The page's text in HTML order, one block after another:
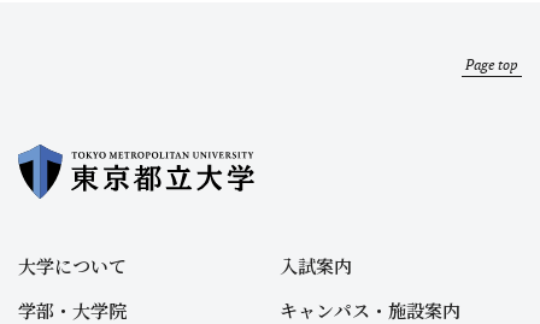
Page top
大学について
学部・大学院
入試案内
キャンパス・施設案内